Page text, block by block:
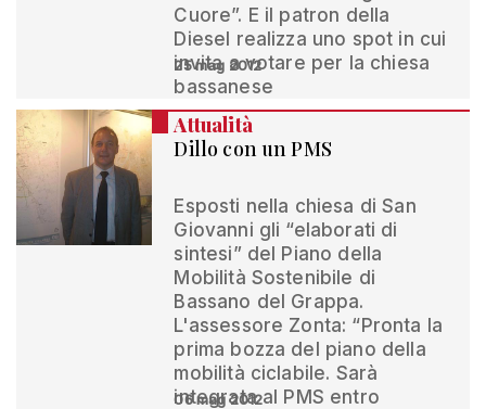
Cuore”. E il patron della
Diesel realizza uno spot in cui
invita a votare per la chiesa
bassanese
25 mag 2012
Attualità
Dillo con un PMS
Esposti nella chiesa di San
Giovanni gli “elaborati di
sintesi” del Piano della
Mobilità Sostenibile di
Bassano del Grappa.
L'assessore Zonta: “Pronta la
prima bozza del piano della
mobilità ciclabile. Sarà
integrata al PMS entro
06 mag 2012